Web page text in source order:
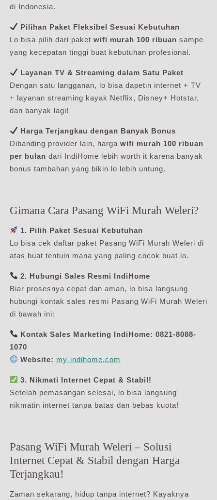
di Indonesia.
Pilihan Paket Fleksibel Sesuai Kebutuhan
Lo bisa pilih dari paket wifi murah 100 ribuan sampe
yang kecepatan tinggi buat kebutuhan profesional.
Layanan TV & Streaming dalam Satu Paket
Dengan satu langganan, lo bisa dapetin internet + TV
+ layanan streaming kayak Netflix, Disney+ Hotstar,
dan banyak lagi!
Harga Terjangkau dengan Banyak Bonus
Dibanding provider lain, harga wifi murah 100 ribuan
per bulan dari IndiHome lebih worth it karena banyak
bonus tambahan yang bikin lo lebih untung.
Gimana Cara Pasang WiFi Murah Weleri?
1. Pilih Paket Sesuai Kebutuhan
Lo bisa cek daftar paket Pasang WiFi Murah Weleri di
atas buat tentuin mana yang paling cocok buat lo.
2. Hubungi Sales Resmi IndiHome
Biar prosesnya cepat dan aman, lo bisa langsung
hubungi kontak sales resmi Pasang WiFi Murah Weleri
di bawah ini:
Kontak Sales Marketing IndiHome: 0821-8088-
1070
Website: my-indihome.com
3. Nikmati Internet Cepat & Stabil!
Setelah pemasangan selesai, lo bisa langsung
nikmatin internet tanpa batas dan bebas kuota!
Pasang WiFi Murah Weleri – Solusi
Internet Cepat & Stabil dengan Harga
Terjangkau!
Zaman sekarang, hidup tanpa internet? Kayaknya